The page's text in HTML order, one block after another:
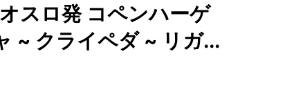
スロ発 コペンハーゲ
~ クライペダ ~ リガ...